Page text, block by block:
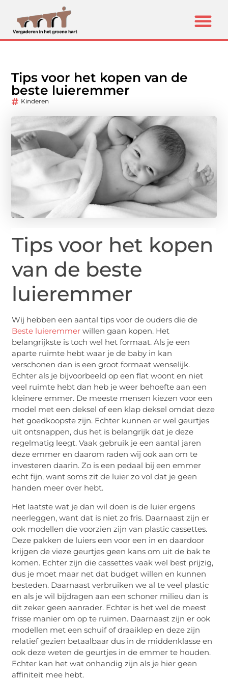
Tips voor het kopen van de
beste luieremmer
Kinderen
Tips voor het kopen
van de beste
luieremmer
Wij hebben een aantal tips voor de ouders die de
Beste luieremmer willen gaan kopen. Het
belangrijkste is toch wel het formaat. Als je een
aparte ruimte hebt waar je de baby in kan
verschonen dan is een groot formaat wenselijk.
Echter als je bijvoorbeeld op een flat woont en niet
veel ruimte hebt dan heb je weer behoefte aan een
kleinere emmer. De meeste mensen kiezen voor een
model met een deksel of een klap deksel omdat deze
het goedkoopste zijn. Echter kunnen er wel geurtjes
uit ontsnappen, dus het is belangrijk dat je deze
regelmatig leegt. Vaak gebruik je een aantal jaren
deze emmer en daarom raden wij ook aan om te
investeren daarin. Zo is een pedaal bij een emmer
echt fijn, want soms zit de luier zo vol dat je geen
handen meer over hebt.
Het laatste wat je dan wil doen is de luier ergens
neerleggen, want dat is niet zo fris. Daarnaast zijn er
ook modellen die voorzien zijn van plastic cassettes.
Deze pakken de luiers een voor een in en daardoor
krijgen de vieze geurtjes geen kans om uit de bak te
komen. Echter zijn die cassettes vaak wel best prijzig,
dus je moet maar net dat budget willen en kunnen
besteden. Daarnaast verbruiken we al te veel plastic
en als je wil bijdragen aan een schoner milieu dan is
dit zeker geen aanrader. Echter is het wel de meest
frisse manier om op te ruimen. Daarnaast zijn er ook
modellen met een schuif of draaiklep en deze zijn
relatief gezien betaalbaar dus in de middenklasse en
ook deze weten de geurtjes in de emmer te houden.
Echter kan het wat onhandig zijn als je hier geen
affiniteit mee hebt.